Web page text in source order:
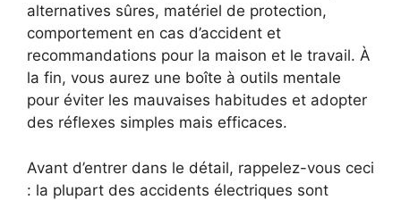
alternatives sûres, matériel de protection,
comportement en cas d’accident et
recommandations pour la maison et le travail. À
la fin, vous aurez une boîte à outils mentale
pour éviter les mauvaises habitudes et adopter
des réflexes simples mais efficaces.
Avant d’entrer dans le détail, rappelez-vous ceci
: la plupart des accidents électriques sont